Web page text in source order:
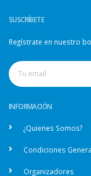
SUSCRÍBETE
Regístrate en nuestro
INFORMACIÓN
¿Quienes Somos?
Condiciones
Organizadores